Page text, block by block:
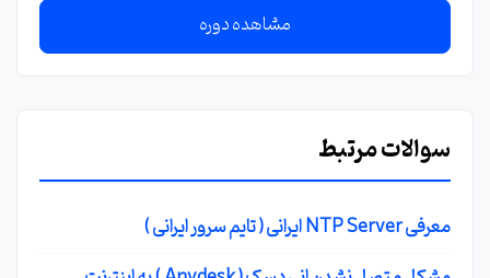
مشاهده دوره
سوالات مرتبط
معرفی NTP Server ایرانی ( تایم سرور ایرانی )